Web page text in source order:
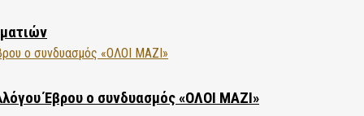
Έβρου ο συνδυασμός «ΟΛΟΙ ΜΑΖΙ»